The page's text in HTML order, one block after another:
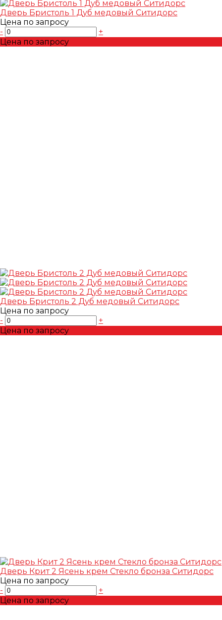
Дверь Бристоль 1 Дуб медовый Ситидорс
Цена по запросу
-
+
Цена по запросу
Дверь Бристоль 2 Дуб медовый Ситидорс
Цена по запросу
-
+
Цена по запросу
Дверь Крит 2 Ясень крем Стекло бронза Ситидорс
Цена по запросу
-
+
Цена по запросу